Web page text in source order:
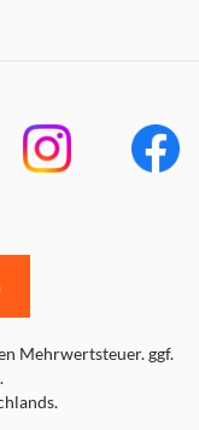
Mehrwertsteuer. ggf.